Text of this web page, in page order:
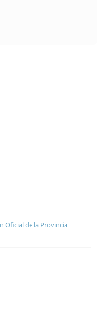
Oficial de la Provincia